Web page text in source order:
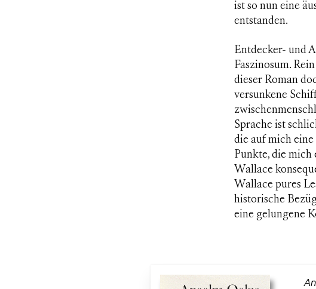
ist so nun eine
entstanden.
Entdecker- und
Faszinosum.
dieser Roman
versunkene
Sprache ist
die auf mich
Punkte, die mich
Wallace
Wallace pures
historische
eine gelungene